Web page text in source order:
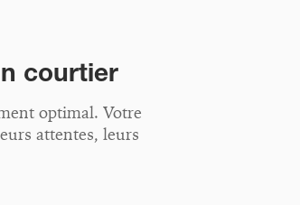
courtier
optimal. Votre
attentes, leurs